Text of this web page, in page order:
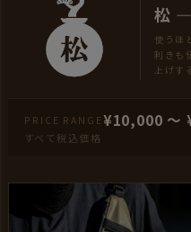
松
使うほ
利きも
上げす
PRICE RANGE ¥10,000 〜
すべて税込価格